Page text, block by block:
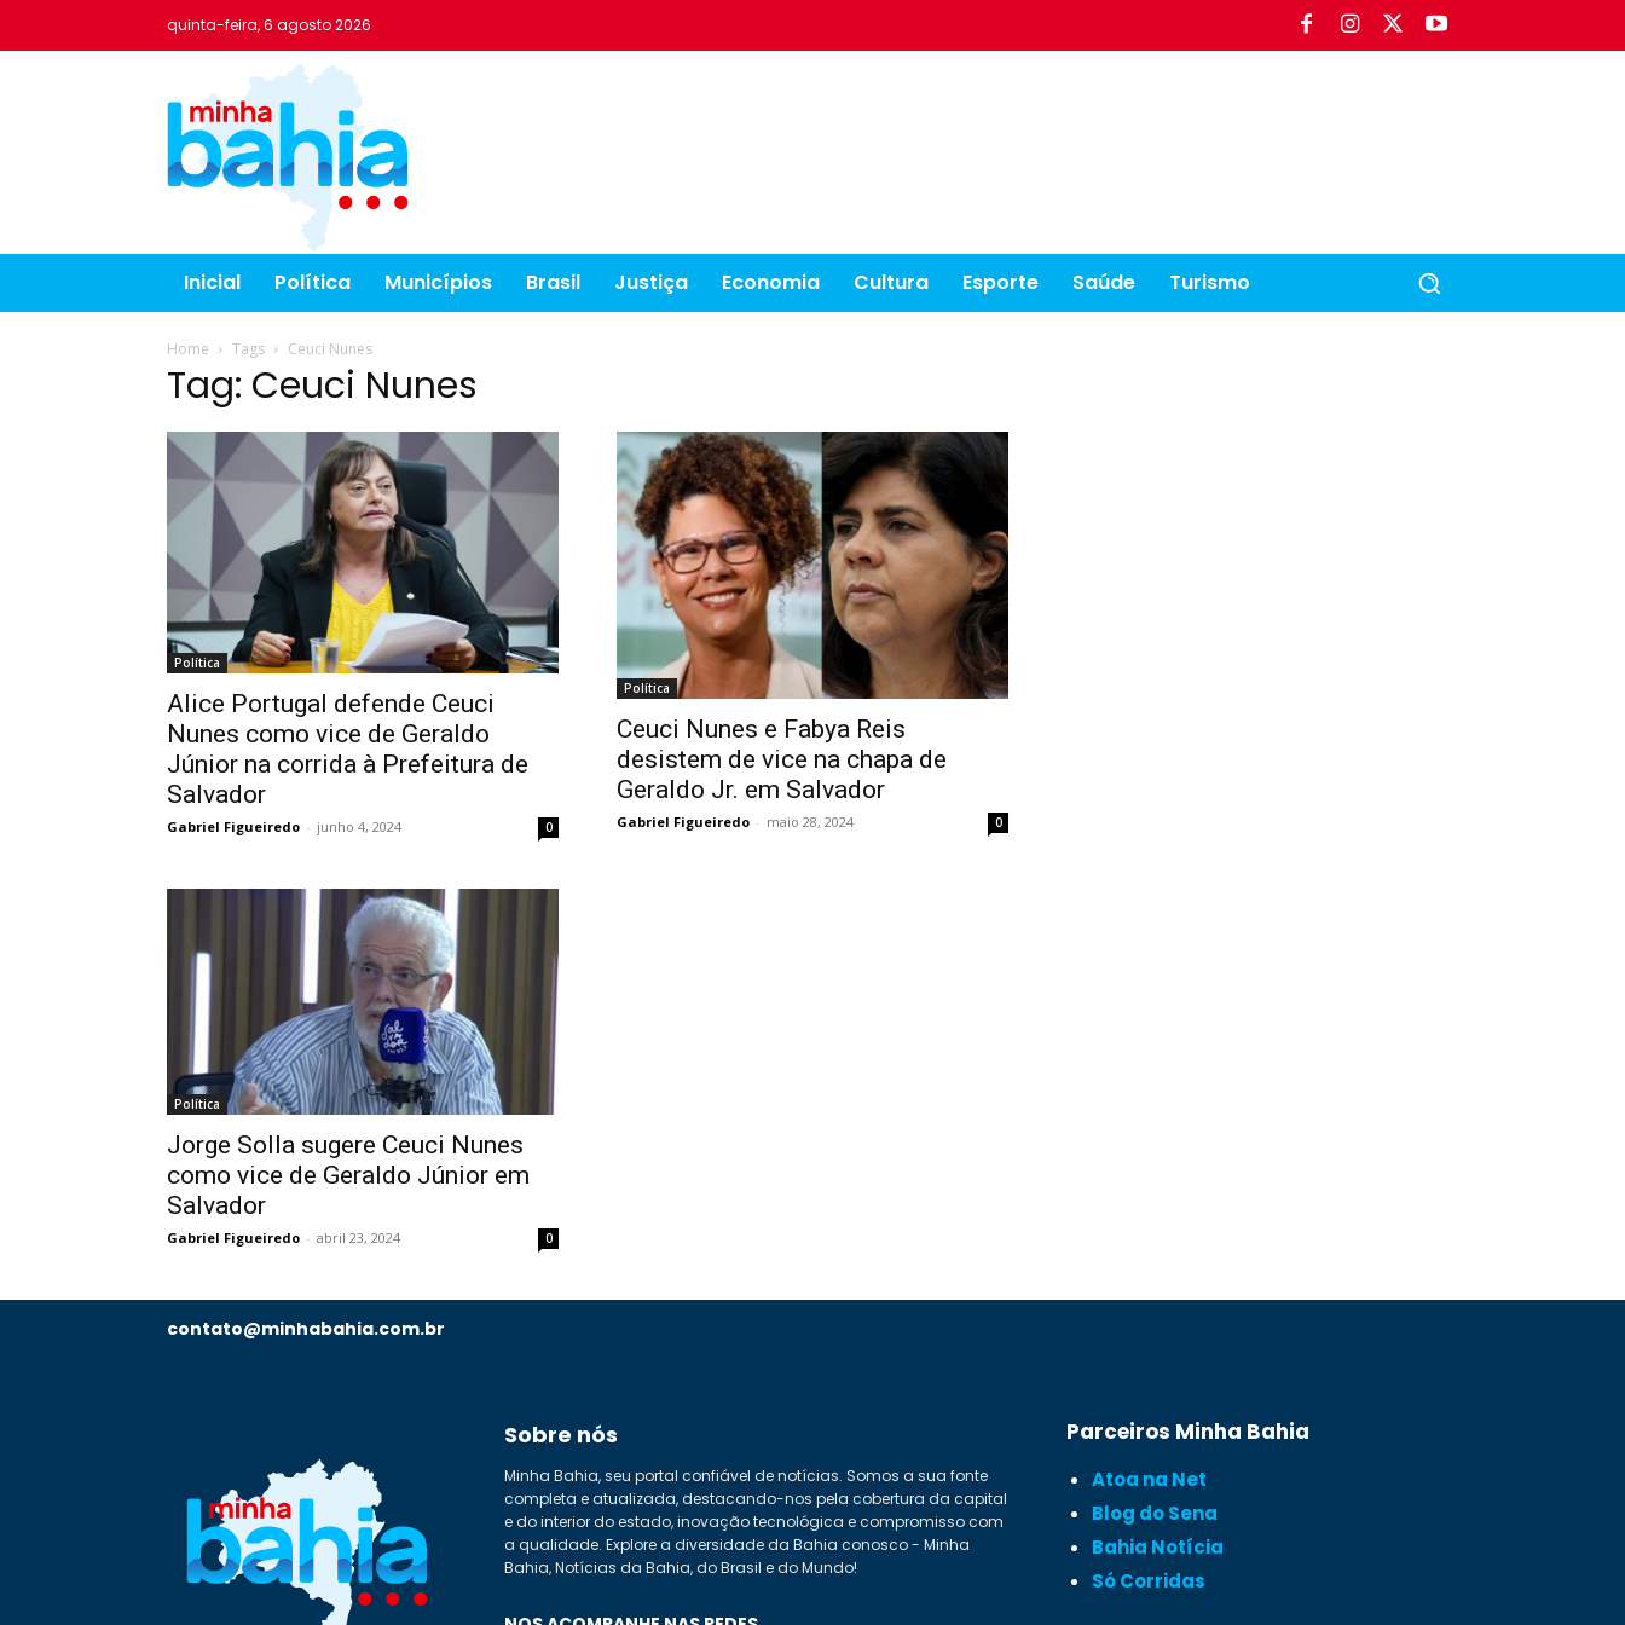
quinta-feira, 6 agosto 2026
Inicial Política Municípios Brasil Justiça Economia Cultura Esporte Saúde Turismo
Home Tags Ceuci Nunes
Tag: Ceuci Nunes
Política
Alice Portugal defende Ceuci
Nunes como vice de Geraldo
Júnior na corrida à Prefeitura de
Salvador
Gabriel Figueiredo - junho 4, 2024 0
Política
Ceuci Nunes e Fabya Reis
desistem de vice na chapa de
Geraldo Jr. em Salvador
Gabriel Figueiredo - maio 28, 2024 0
Política
Jorge Solla sugere Ceuci Nunes
como vice de Geraldo Júnior em
Salvador
Gabriel Figueiredo - abril 23, 2024 0
contato@minhabahia.com.br
Sobre nós
Minha Bahia, seu portal confiável de notícias. Somos a sua fonte
completa e atualizada, destacando-nos pela cobertura da capital
e do interior do estado, inovação tecnológica e compromisso com
a qualidade. Explore a diversidade da Bahia conosco - Minha
Bahia, Notícias da Bahia, do Brasil e do Mundo!
Parceiros Minha Bahia
Atoa na Net
Blog do Sena
Bahia Notícia
Só Corridas